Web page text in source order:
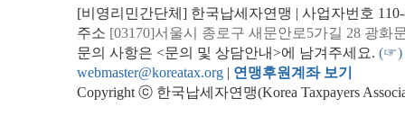
[비영리민간단체] 한국납세자연맹 | 사업자번호
주소 [03170]서울시 종로구 새문안로5가길 28 광화
문의 사항은 <문의 및 상담안내>에 남겨주세요. (☞)
webmaster@koreatax.org | 연맹후원계좌 보기
Copyright ⓒ 한국납세자연맹(Korea Taxpayers